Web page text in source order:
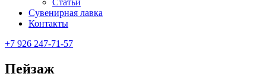
Статьи
Сувенирная лавка
Контакты
+7 926 247-71-57
Пейзаж